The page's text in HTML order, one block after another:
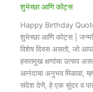
शुभेच्छा आणि कोट्स
Happy Birthday
शुभेच्छा आणि कोट्स |
विशेष दिवस असतो, जो
हसतमुख क्षणांचा उत्सव
आनंदाचा अनुभव मिळावा,
संदेश देणे, हे एक सुंदर व